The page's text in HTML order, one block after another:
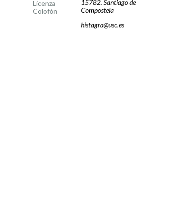
Licenza
Colofón
15782. Santiago de
Compostela
histagra@usc.es